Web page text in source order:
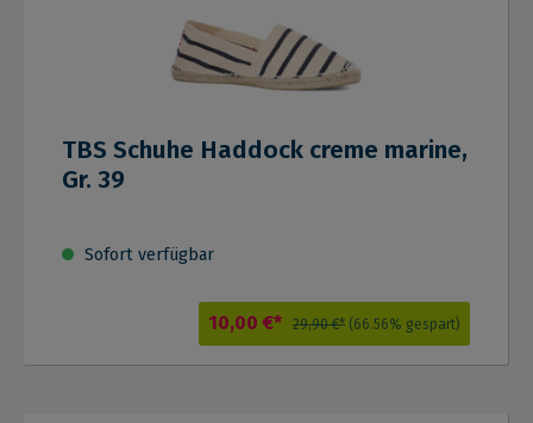
TBS Schuhe Haddock creme marine,
Gr. 39
Sofort verfügbar
10,00 €* 29,90 €* (66.56% gespart)